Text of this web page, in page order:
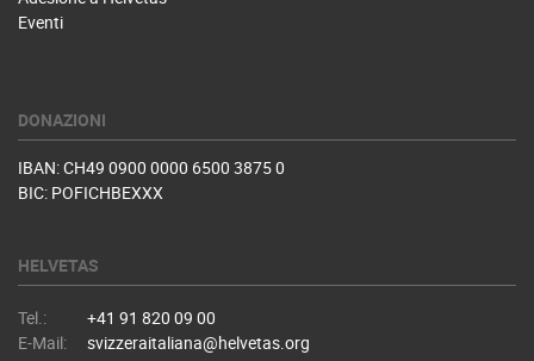
Eventi
DONAZIONI
IBAN: CH49 0900 0000 6500 3875 0
BIC: POFICHBEXXX
HELVETAS
Tel.:
+41 91 820 09 00
E-Mail:
svizzeraitaliana@helvetas.org